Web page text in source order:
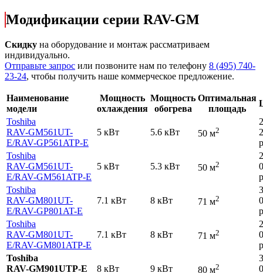
Модификации серии RAV-GM
Скидку на оборудование и монтаж рассматриваем
индивидуально.
Отправьте запрос или позвоните нам по телефону 8 (495) 740-
23-24, чтобы получить наше коммерческое предложение.
Наименование
модели
Мощность
охлаждения
Мощность
обогрева
Оптимальная
площадь
Toshiba
RAV-GM561UT-
E/RAV-GP561ATP-E
5 кВт 5.6 кВт 50 м2
Toshiba
RAV-GM561UT-
E/RAV-GM561ATP-E
5 кВт 5.3 кВт 50 м2
Toshiba
RAV-GM801UT-
E/RAV-GP801AT-E
7.1 кВт 8 кВт 71 м2
Toshiba
RAV-GM801UT-
E/RAV-GM801ATP-E
7.1 кВт 8 кВт 71 м2
Toshiba
RAV-GM901UTP-E
8 кВт 9 кВт 80 м2